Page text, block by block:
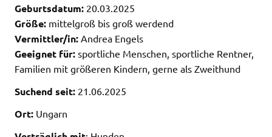
Geburtsdatum: 20.03.2025
Größe: mittelgroß bis groß werdend
Vermittler/in: Andrea Engels
Geeignet für: sportliche Menschen, sportliche Rentner,
Familien mit größeren Kindern, gerne als Zweithund
Suchend seit: 21.06.2025
Ort: Ungarn